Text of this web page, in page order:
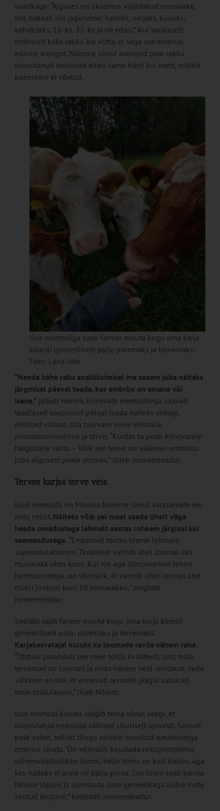
vaarikaga: “Alguses on üksainus viljastatud munarakk,
mis hakkab siis jagunema: kaheks, neljaks, kuueks,
kaheksaks, 16-ks, 32-ks ja nii edasi.” Kui varajaselt
embrüolt kaks rakku ära võtta, ei sega see embrüo
edasist arengut. Nõmme sõnul arenesid paar rakku
loovutanud embrüod edasi sama hästi kui need, millelt
koeproovi ei võetud.
Uue meetodiga saab farmer muuta kogu oma karja
kiiresti geneetiliselt palju paremaks ja tervemaks.
Foto: Liina Ulm
“Nende kahe raku analüüsimisel me saame juba näiteks
järgmisel päeval teada, kas embrüo on emane või
isane,”jätkab Nõmm. Erinevate meetoditega saavad
teadlased koeproovi põhjal teada näiteks sedagi,
millised võivad olla tulevase veise võimalik
piimatootmisvõime ja tervis. “Kuidas ta peab erinevatele
haigustele vastu – kõik see teave on väikeses embrüos
juba algusest peale olemas,” ütleb nooremteadur.
Terves karjas terve veis
Uuel meetodil on Monika Nõmme sõnul varasemate ees
mitu eelist. Näiteks võib sel moel saada ühelt väga
heade omadustega lehmalt aastas rohkem järglasi kui
seemendusega. “Embrüoid tootes teeme lehmale
superovulatsiooni. Tavaliselt valmib ühel loomal üks
munarakk ühes kuus. Kui me aga stimuleerime lehmi
hormoonidega, on võimalik, et valmib ühel loomal ühe
tsükli jooksul kuni 10 munarakku,” selgitab
nooremteadur.
Seeläbi saab farmer muuta kogu oma karja kiiresti
geneetiliselt palju paremaks ja tervemaks.
Karjakasvatajal kuluks ka loomade ravile vähem raha.
“Ühtlasi parandab see meie toidu kvaliteeti, sest mida
tervemad on loomad ja mida vähem neid ravitakse, seda
väiksem on risk, et erinevad ravimite jäägid satuksid
meie toidulauale,” lisab Nõmm.
Uue meetodi kasuks räägib tema sõnul seegi, et
külmutatud embrüod säilivad sisuliselt igavesti. Samuti
pole vahet, millist tõugu veisele soovitud omadustega
embrüo siirata. “On võimalik kasutada reitsipientidena
vähemväärtuslikke loomi, kelle tervis on küll korras, aga
kes näiteks ei anna nii palju piima. See loom saab kanda
tiinuse lõpuni ja sünnitada oma geneetikaga üldse mitte
seotud järglase,” kirjeldab nooremteadur.